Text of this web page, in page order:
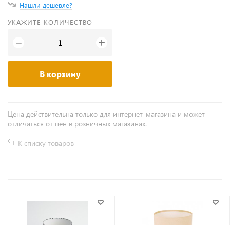
Нашли дешевле?
УКАЖИТЕ КОЛИЧЕСТВО
− +
В корзину
Цена действительна только для интернет-магазина и может
отличаться от цен в розничных магазинах.
К списку товаров